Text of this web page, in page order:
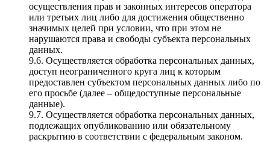
осуществления прав и законных интересов оператора
или третьих лиц либо для достижения общественно
значимых целей при условии, что при этом не
нарушаются права и свободы субъекта персональных
данных.
9.6. Осуществляется обработка персональных данных,
доступ неограниченного круга лиц к которым
предоставлен субъектом персональных данных либо по
его просьбе (далее – общедоступные персональные
данные).
9.7. Осуществляется обработка персональных данных,
подлежащих опубликованию или обязательному
раскрытию в соответствии с федеральным законом.